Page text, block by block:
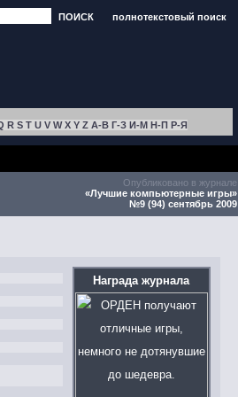
ПОИСК полнотекстовый поиск
R S T U V W X Y Z А-В Г-З И-М Н-П Р-Я
Опубликовано в журнале
«Лучшие компьютерные игры»
№9 (94) сентябрь 2009
Награда журнала